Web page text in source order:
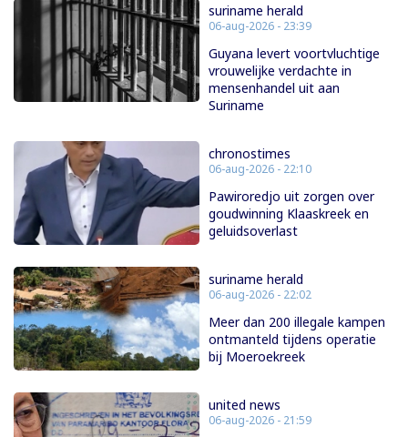
suriname herald
06-aug-2026 - 23:39
Guyana levert voortvluchtige
vrouwelijke verdachte in
mensenhandel uit aan
Suriname
chronostimes
06-aug-2026 - 22:10
Pawiroredjo uit zorgen over
goudwinning Klaaskreek en
geluidsoverlast
suriname herald
06-aug-2026 - 22:02
Meer dan 200 illegale kampen
ontmanteld tijdens operatie
bij Moeroekreek
united news
06-aug-2026 - 21:59